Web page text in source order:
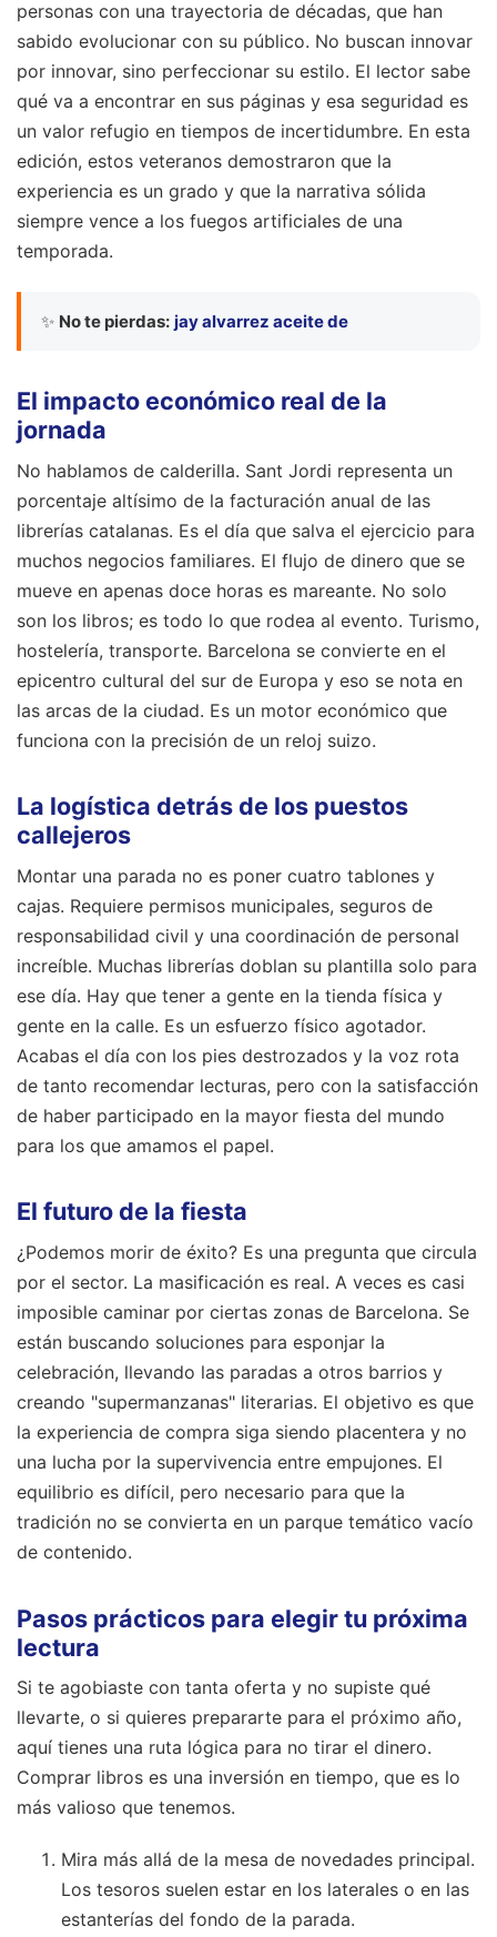
personas con una trayectoria de décadas, que han
sabido evolucionar con su público. No buscan innovar
por innovar, sino perfeccionar su estilo. El lector sabe
qué va a encontrar en sus páginas y esa seguridad es
un valor refugio en tiempos de incertidumbre. En esta
edición, estos veteranos demostraron que la
experiencia es un grado y que la narrativa sólida
siempre vence a los fuegos artificiales de una
temporada.
✨ No te pierdas: jay alvarrez aceite de
El impacto económico real de la
jornada
No hablamos de calderilla. Sant Jordi representa un
porcentaje altísimo de la facturación anual de las
librerías catalanas. Es el día que salva el ejercicio para
muchos negocios familiares. El flujo de dinero que se
mueve en apenas doce horas es mareante. No solo
son los libros; es todo lo que rodea al evento. Turismo,
hostelería, transporte. Barcelona se convierte en el
epicentro cultural del sur de Europa y eso se nota en
las arcas de la ciudad. Es un motor económico que
funciona con la precisión de un reloj suizo.
La logística detrás de los puestos
callejeros
Montar una parada no es poner cuatro tablones y
cajas. Requiere permisos municipales, seguros de
responsabilidad civil y una coordinación de personal
increíble. Muchas librerías doblan su plantilla solo para
ese día. Hay que tener a gente en la tienda física y
gente en la calle. Es un esfuerzo físico agotador.
Acabas el día con los pies destrozados y la voz rota
de tanto recomendar lecturas, pero con la satisfacción
de haber participado en la mayor fiesta del mundo
para los que amamos el papel.
El futuro de la fiesta
¿Podemos morir de éxito? Es una pregunta que circula
por el sector. La masificación es real. A veces es casi
imposible caminar por ciertas zonas de Barcelona. Se
están buscando soluciones para esponjar la
celebración, llevando las paradas a otros barrios y
creando "supermanzanas" literarias. El objetivo es que
la experiencia de compra siga siendo placentera y no
una lucha por la supervivencia entre empujones. El
equilibrio es difícil, pero necesario para que la
tradición no se convierta en un parque temático vacío
de contenido.
Pasos prácticos para elegir tu próxima
lectura
Si te agobiaste con tanta oferta y no supiste qué
llevarte, o si quieres prepararte para el próximo año,
aquí tienes una ruta lógica para no tirar el dinero.
Comprar libros es una inversión en tiempo, que es lo
más valioso que tenemos.
Mira más allá de la mesa de novedades principal.
Los tesoros suelen estar en los laterales o en las
estanterías del fondo de la parada.